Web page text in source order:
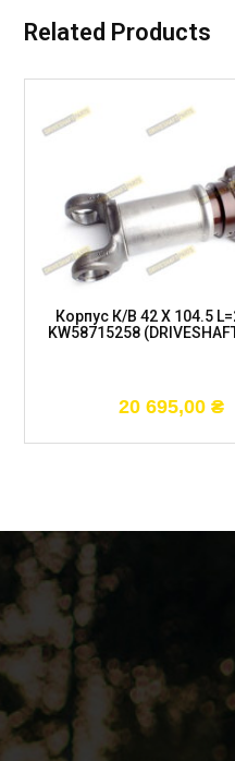
Related Products
Корпус К/в 42 X 104.5
KW58715258
20 695,00 ₴